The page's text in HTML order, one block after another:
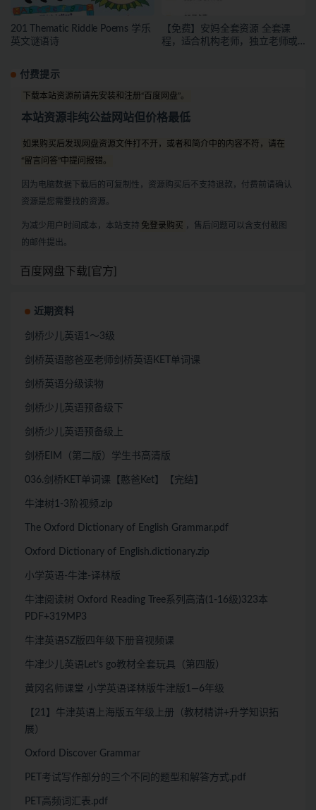
201 Thematic Riddle Poems 学乐
英文谜语诗
【免费】安妈全套资源 全套课
程，适合机构老师，独立老师或
付费提示
下载本站资源前请先安装和注册“百度网盘”。
本站资源非纯公益网站但价格最低
如果购买后发现网盘资源文件打不开，或者和简介中的内容不符，请在
“留言问答”中提问报错。
因为电脑数据下载后的可复制性，资源购买后不支持退款，付费前请确认
资源是您需要找的资源。
为减少用户时间成本，本站支持 免登录购买 ，售后问题可以含支付截图
的邮件提出。
百度网盘下载[官方]
近期资料
剑桥少儿英语1～3级
剑桥英语憨爸巫老师剑桥英语KET单词课
剑桥英语分级读物
剑桥少儿英语预备级下
剑桥少儿英语预备级上
剑桥EIM（第二版）学生书高清版
036.剑桥KET单词课【憨爸Ket】【完结】
牛津树1-3阶视频.zip
The Oxford Dictionary of English Grammar.pdf
Oxford Dictionary of English.dictionary.zip
小学英语-牛津-译林版
牛津阅读树 Oxford Reading Tree系列高清(1-16级)323本
PDF+319MP3
牛津英语SZ版四年级下册音视频课
牛冿少儿英语Let’s go教材全套玩具（第四版）
黄冈名师课堂 小学英语译林版牛津版1—6年级
【21】牛津英语上海版五年级上册（教材精讲+升学知识拓
展）
Oxford Discover Grammar
PET考试写作部分的三个不同的题型和解答方式.pdf
PET高频词汇表.pdf